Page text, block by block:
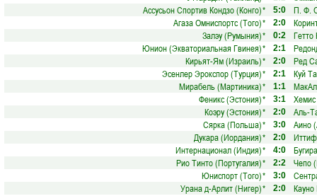
Ассусьон Спортив Кондзо (Конго)* 5:0
П. Ф.
Агаза Омниспортс (Того)* 2:0
Залэу (Румыния)* 0:2
Юнион (Экваториальная Гвинея)* 2:1
Кирьят-Ям (Израиль)* 2:0
Ред
Эсенлер Эрокспор (Турция)* 2:1
Куй
Мирабель (Мартиника)* 1:1
Феникс (Эстония)* 3:1
Коэру (Эстония)* 2:0
Аль-
Сярка (Польша)* 3:0
Аино
Дукара (Иордания)* 2:0
Интернационал (Индия)* 4:0
Рио Тинто (Португалия)* 2:2
Чепо
Юниспорт (Того)* 3:0
Урана д-Арлит (Нигер)* 2:0